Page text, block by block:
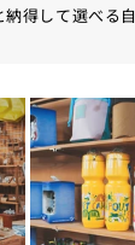
得して選べる